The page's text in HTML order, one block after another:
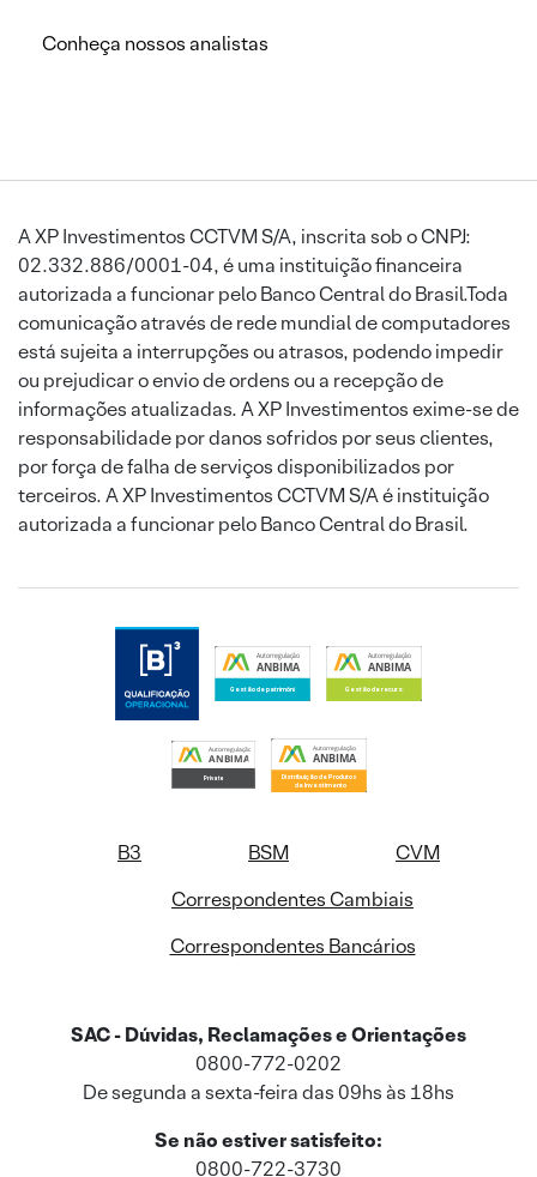
Conheça nossos analistas
A XP Investimentos CCTVM S/A, inscrita sob o CNPJ:
02.332.886/0001-04, é uma instituição financeira
autorizada a funcionar pelo Banco Central do Brasil.Toda
comunicação através de rede mundial de computadores
está sujeita a interrupções ou atrasos, podendo impedir
ou prejudicar o envio de ordens ou a recepção de
informações atualizadas. A XP Investimentos exime-se de
responsabilidade por danos sofridos por seus clientes,
por força de falha de serviços disponibilizados por
terceiros. A XP Investimentos CCTVM S/A é instituição
autorizada a funcionar pelo Banco Central do Brasil.
B3 BSM
CVM
Correspondentes Cambiais
Correspondentes Bancários
SAC - Dúvidas, Reclamações e Orientações
0800-772-0202
De segunda a sexta-feira das 09hs às 18hs
Se não estiver satisfeito:
0800-722-3730